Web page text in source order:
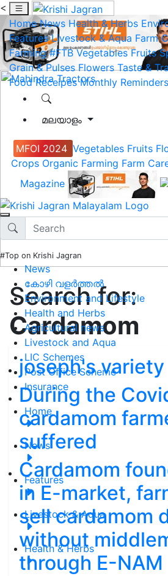
<
Home News Health & Herbs
Features Livestock & Aqua Farm
Farming #FTB Vegetables Fruits
Grain & Pulses Flowers Taste &
Food Receipes Monthly Reminders
മലയാളം
MFOI 2024 Vegetables Fruits
Crops Organic Farming Farm
Magazine
#Top on Krishi Jagran
News
കോഴി വളർത്തൽ
Environment and Lifestyle
Health and Herbs
Agricultural news
Livestock and Aqua
LIC Schemes
Post Office Scheme
Insurance
Home
News
Features
Livestock & Aqua
Health & Herbs
Search for:
Cardamom
joseph's variety
During the
cardamom
suffered
Cardamom
in E-market,
sell cardamom
without
through E-NAM